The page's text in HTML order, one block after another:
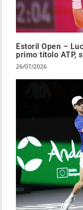
Estoril Open –
primo titolo ATP,
26/07/2026